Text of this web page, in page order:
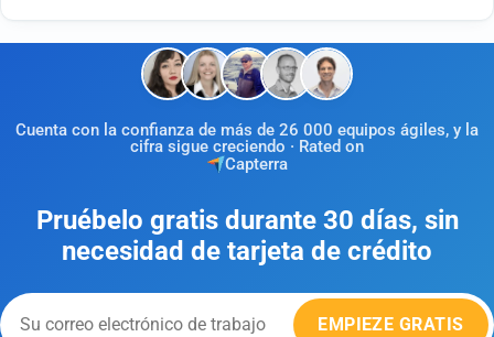
Cuenta con la confianza de más de 26 000 equipos ágiles, y la
cifra sigue creciendo · Rated on
Capterra
Pruébelo gratis durante 30 días, sin
necesidad de tarjeta de crédito
EMPIEZE GRATIS